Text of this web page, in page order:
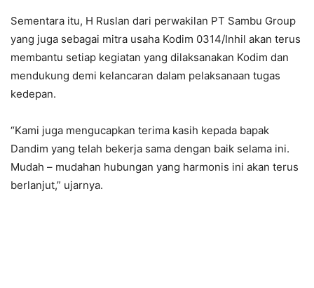
Sementara itu, H Ruslan dari perwakilan PT Sambu Group
yang juga sebagai mitra usaha Kodim 0314/Inhil akan terus
membantu setiap kegiatan yang dilaksanakan Kodim dan
mendukung demi kelancaran dalam pelaksanaan tugas
kedepan.
“Kami juga mengucapkan terima kasih kepada bapak
Dandim yang telah bekerja sama dengan baik selama ini.
Mudah – mudahan hubungan yang harmonis ini akan terus
berlanjut,” ujarnya.